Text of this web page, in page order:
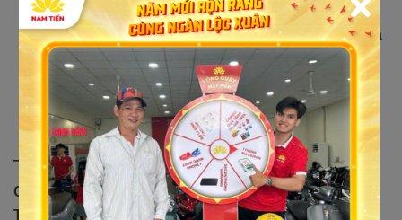
Quà tặng hấp dẫn: nón bảo hiểm Nam Tiến, áo
mưa, phiếu thay nhớt giảm giá 30-50%, biển mica
xin số, rửa xe miễn phí cho khách hàng từ thứ 2
đến thứ 6 hàng tuần.
Nhận thu xe cũ đổi xe mới.
—------------------------------------
Cách thức liên hệ và địa chỉ cửa hàng xe máy Nam
Tiến: